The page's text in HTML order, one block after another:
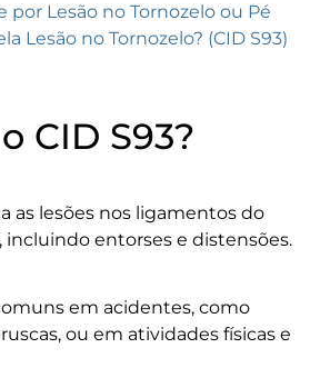
por Lesão no Tornozelo ou Pé
Lesão no Tornozelo? (CID S93)
CID S93?
as lesões nos ligamentos do
incluindo entorses e distensões.
em acidentes, como
ou em atividades físicas e